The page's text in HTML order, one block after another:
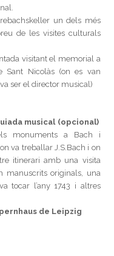
un dels més
de les visites culturals
visitant el memorial a
Sant Nicolàs (on es van
ser el director musical)
musical (opcional)
monuments a Bach i
va treballar J.S.Bach i on
itinerari amb una visita
manuscrits originals, una
tocar l’any 1743 i altres
de Leipzig